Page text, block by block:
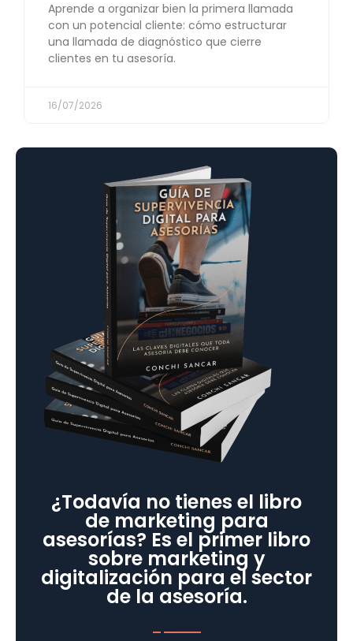
Aprende a organizar bien la primera llamada
con un potencial cliente: cómo estructurar
una llamada de diagnóstico que cierre
clientes en tu asesoría.
16/07/2026
¿Todavía no tienes el libro
de marketing para
asesorías? Es el primer libro
sobre marketing y
digitalización para el sector
de la asesoría.